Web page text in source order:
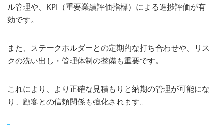
ル管理や、KPI（重要業績評価指標）による進捗評価が有
効です。
また、ステークホルダーとの定期的な打ち合わせや、リス
クの洗い出し・管理体制の整備も重要です。
これにより、より正確な見積もりと納期の管理が可能にな
り、顧客との信頼関係も強化されます。